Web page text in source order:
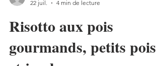
Perli Pascale
22 juil.
4 min de lecture